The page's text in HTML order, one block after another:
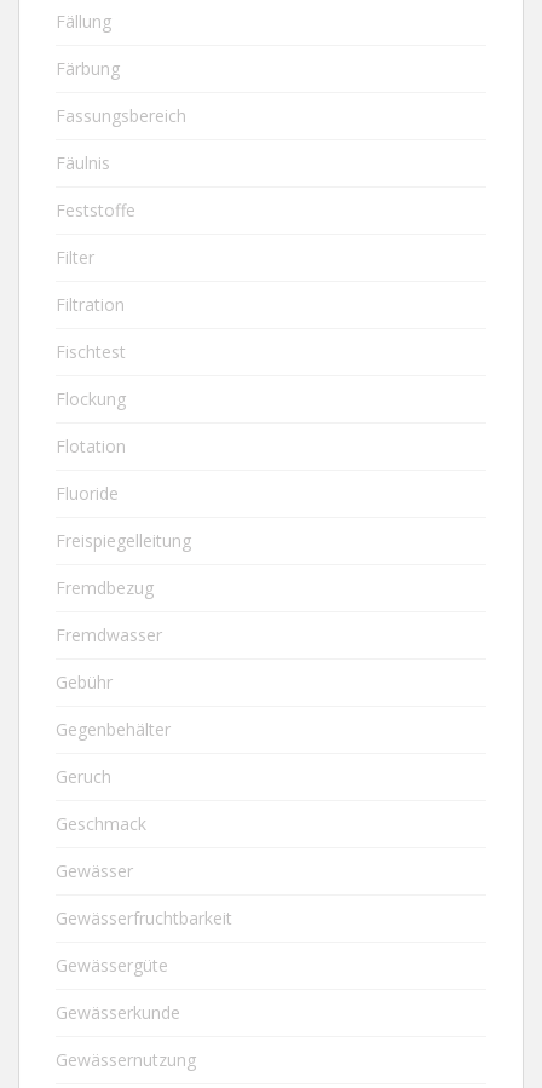
Fällung
Färbung
Fassungsbereich
Fäulnis
Feststoffe
Filter
Filtration
Fischtest
Flockung
Flotation
Fluoride
Freispiegelleitung
Fremdbezug
Fremdwasser
Gebühr
Gegenbehälter
Geruch
Geschmack
Gewässer
Gewässerfruchtbarkeit
Gewässergüte
Gewässerkunde
Gewässernutzung